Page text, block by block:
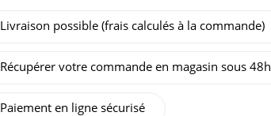
Livraison possible (frais calculés à la commande)
Récupérer votre commande en magasin sous 48h
Paiement en ligne sécurisé